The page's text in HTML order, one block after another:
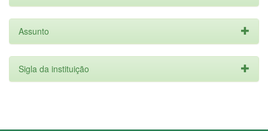
Assunto
Sigla da instituição